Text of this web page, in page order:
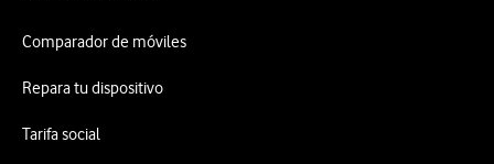
Comparador de móviles
Repara tu dispositivo
Tarifa social